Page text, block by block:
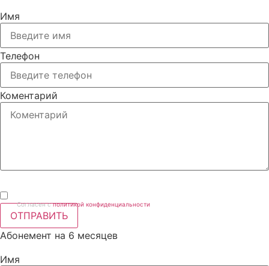
Имя
Телефон
Коментарий
Согласен с политикой конфиденциальности
ОТПРАВИТЬ
Абонемент на 6 месяцев
Имя